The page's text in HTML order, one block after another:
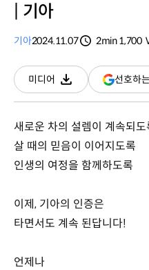
| 기아
기아2024.11.07
2min1,700
미디어
다운로드
선호하
새로운 차의 설렘이 계속되도
살 때의 믿음이 이어지도록
인생의 여정을 함께하도록
이제, 기아의 인증은
타면서도 계속 된답니다!
언제나